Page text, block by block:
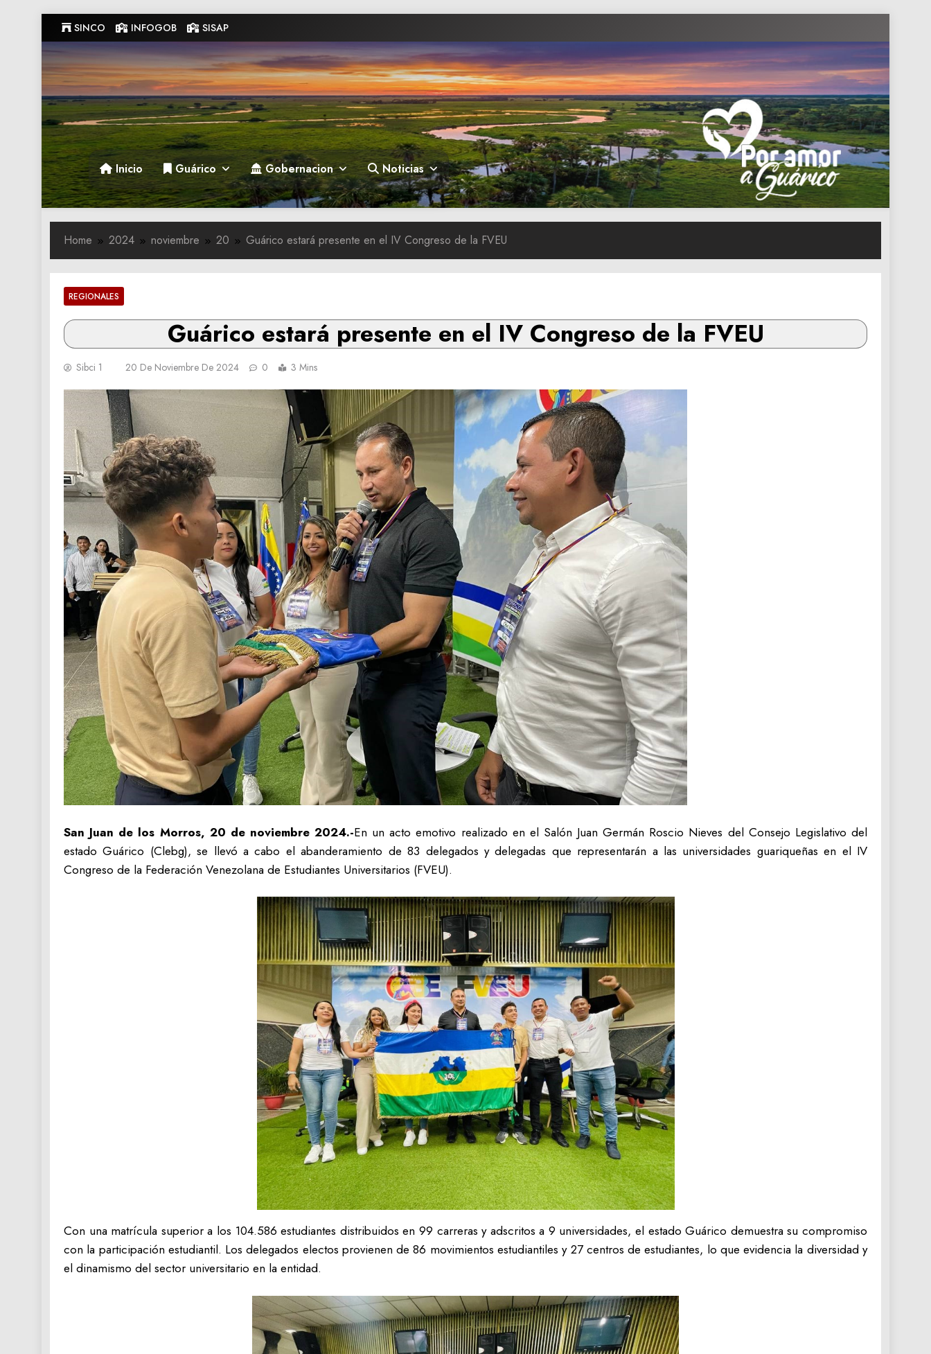
to
content
SINCO INFOGOB SISAP
Gobernacion de Guarico
Gobernacion de Guarico
Inicio Guárico Gobernacion Noticias
Home 2024 noviembre 20 Guárico estará presente en el IV Congreso de la FVEU
REGIONALES
Guárico estará presente en el IV Congreso de la FVEU
Sibci 1 20 De Noviembre De 2024 0 3 Mins
San Juan de los Morros, 20 de noviembre 2024.-En un acto emotivo realizado en el Salón Juan Germán Roscio Nieves del Consejo Legislativo del
estado Guárico (Clebg), se llevó a cabo el abanderamiento de 83 delegados y delegadas que representarán a las universidades guariqueñas en el IV
Congreso de la Federación Venezolana de Estudiantes Universitarios (FVEU).
Con una matrícula superior a los 104.586 estudiantes distribuidos en 99 carreras y adscritos a 9 universidades, el estado Guárico demuestra su compromiso
con la participación estudiantil. Los delegados electos provienen de 86 movimientos estudiantiles y 27 centros de estudiantes, lo que evidencia la diversidad y
el dinamismo del sector universitario en la entidad.